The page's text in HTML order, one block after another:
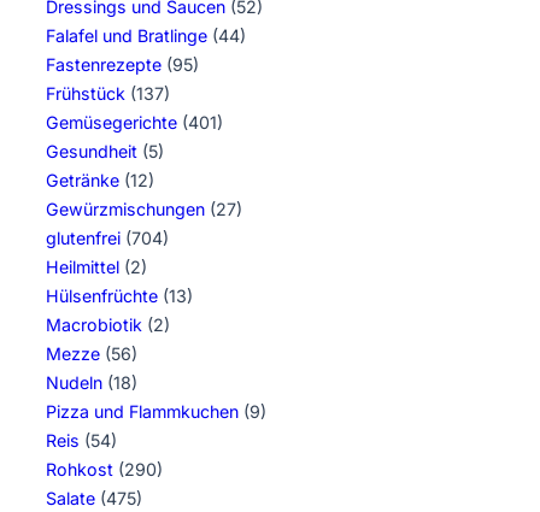
Dressings und Saucen (52)
Falafel und Bratlinge (44)
Fastenrezepte (95)
Frühstück (137)
Gemüsegerichte (401)
Gesundheit (5)
Getränke (12)
Gewürzmischungen (27)
glutenfrei (704)
Heilmittel (2)
Hülsenfrüchte (13)
Macrobiotik (2)
Mezze (56)
Nudeln (18)
Pizza und Flammkuchen (9)
Reis (54)
Rohkost (290)
Salate (475)